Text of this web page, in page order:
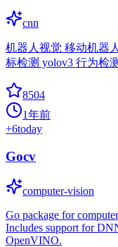
cnn
机器人视觉 移动机器
标检测 yolov3 行为检
8504
1年前
+6today
Gocv
computer-vision
Go package for
Includes support for
OpenVINO.